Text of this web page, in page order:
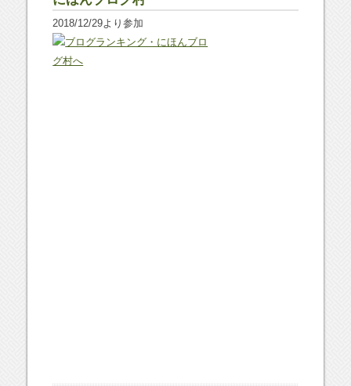
2018/12/29より参加